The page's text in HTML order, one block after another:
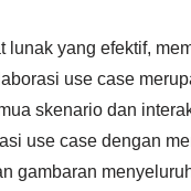
yang efektif,
use case
skenario dan
use case dengan
gambaran